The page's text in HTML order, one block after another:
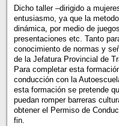
Dicho taller –dirigido a
entusiasmo, ya que la
dinámica, por medio de
presentaciones etc. Tanto
conocimiento de normas y
de la Jefatura Provincial de
Para completar esta
conducción con la
esta formación se pretende
puedan romper barreras
obtener el Permiso de
fin.